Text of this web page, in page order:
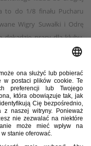
to do 1/8 finału Pucharu
Wigry Suwałki i Odrę
dekadzie pracy dla klubu,
wówczas Znicz
W kolejnych miesiącach
roku rozpoczął pracę
się w kwietniu bieżącego